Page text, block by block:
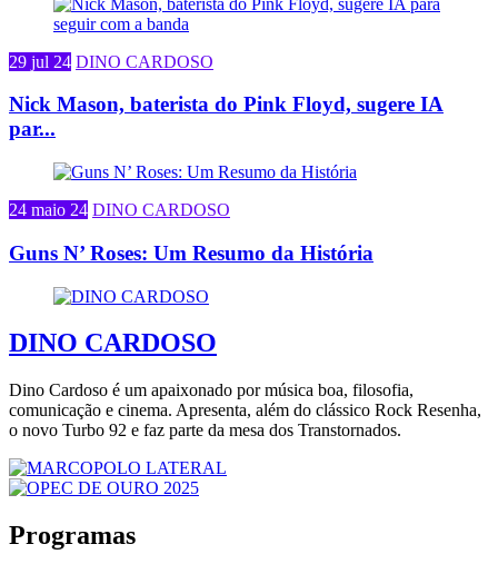
29 jul 24 DINO CARDOSO
Nick Mason, baterista do Pink Floyd, sugere IA
par...
24 maio 24 DINO CARDOSO
Guns N’ Roses: Um Resumo da História
DINO CARDOSO
Dino Cardoso é um apaixonado por música boa, filosofia,
comunicação e cinema. Apresenta, além do clássico Rock Resenha,
o novo Turbo 92 e faz parte da mesa dos Transtornados.
Programas